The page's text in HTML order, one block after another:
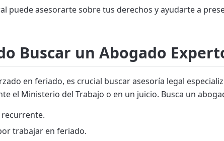
puede asesorarte sobre tus derechos y ayudarte a
Buscar un Abogado
en feriado, es crucial buscar asesoría legal
el Ministerio del Trabajo o en un juicio. Busca un
trabajar en feriado.